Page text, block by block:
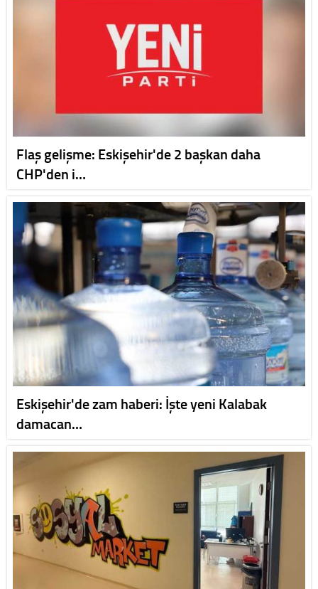
Flaş gelişme: Eskişehir'de 2 başkan daha
CHP'den i…
Eskişehir'de zam haberi: İşte yeni Kalabak
damacan…